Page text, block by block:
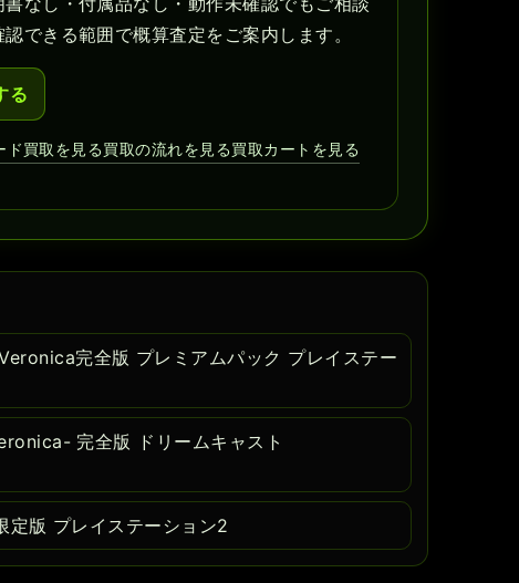
できる範囲で概算査定をご案内します。
る
ド買取を見る買取の流れを見る買取カートを見る
完全版 プレミアムパック プレイステー
完全版 ドリームキャスト
版 プレイステーション2